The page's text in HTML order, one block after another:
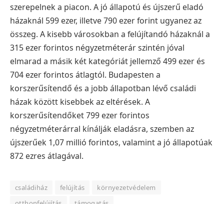
szerepelnek a piacon. A jó állapotú és újszerű eladó
házaknál 599 ezer, illetve 790 ezer forint ugyanez az
összeg. A kisebb városokban a felújítandó házaknál a
315 ezer forintos négyzetméterár szintén jóval
elmarad a másik két kategóriát jellemző 499 ezer és
704 ezer forintos átlagtól. Budapesten a
korszerűsítendő és a jobb állapotban lévő családi
házak között kisebbek az eltérések. A
korszerűsítendőket 799 ezer forintos
négyzetméterárral kínálják eladásra, szemben az
újszerűek 1,07 millió forintos, valamint a jó állapotúak
872 ezres átlagával.
családiház felújítás
környezetvédelem